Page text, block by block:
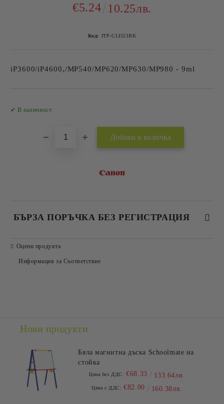
€5.24 10.25лв.
Код: ITP-CLI521BK
iP3600/iP4600,/MP540/MP620/MP630/MP980 - 9ml
✔ В наличност
БЪРЗА ПОРЪЧКА БЕЗ РЕГИСТРАЦИЯ
Оцени продукта
Информация за Съответствие
Нови продукти
Бяла магнитна дъска Schoolmate на
стойка
Цена без ДДС: €68.33 133.64лв.
Цена с ДДС: €82.00 160.38лв.